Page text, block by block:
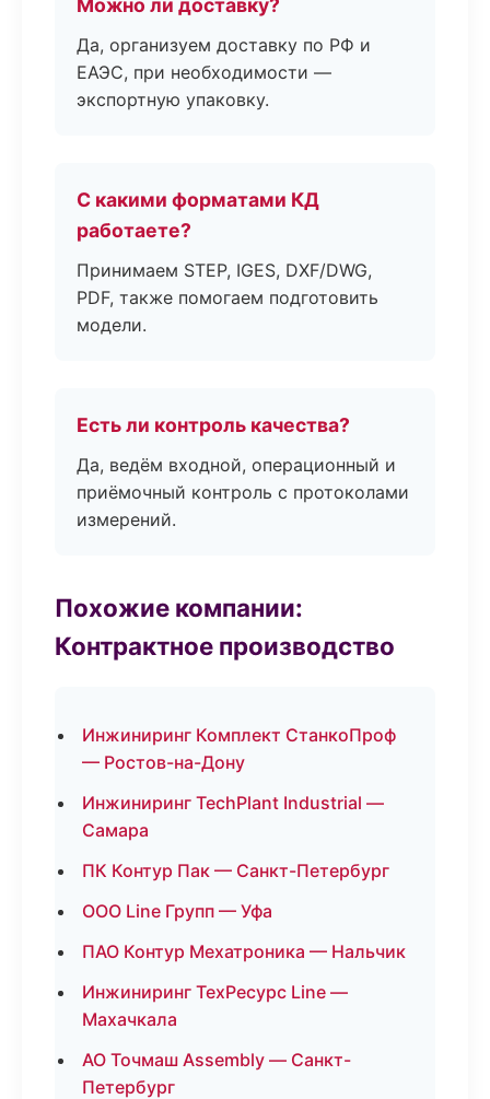
Можно ли доставку?
Да, организуем доставку по РФ и
ЕАЭС, при необходимости —
экспортную упаковку.
С какими форматами КД
работаете?
Принимаем STEP, IGES, DXF/DWG,
PDF, также помогаем подготовить
модели.
Есть ли контроль качества?
Да, ведём входной, операционный и
приёмочный контроль с протоколами
измерений.
Похожие компании:
Контрактное производство
Инжиниринг Комплект СтанкоПроф
— Ростов-на-Дону
Инжиниринг TechPlant Industrial —
Самара
ПК Контур Пак — Санкт-Петербург
ООО Line Групп — Уфа
ПАО Контур Мехатроника — Нальчик
Инжиниринг ТехРесурс Line —
Махачкала
АО Точмаш Assembly — Санкт-
Петербург